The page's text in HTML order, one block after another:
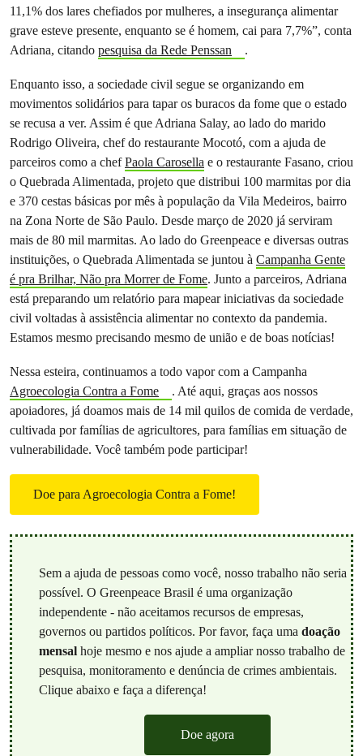
11,1% dos lares chefiados por mulheres, a insegurança alimentar
grave esteve presente, enquanto se é homem, cai para 7,7%”, conta
Adriana, citando pesquisa da Rede Penssan .
Enquanto isso, a sociedade civil segue se organizando em
movimentos solidários para tapar os buracos da fome que o estado
se recusa a ver. Assim é que Adriana Salay, ao lado do marido
Rodrigo Oliveira, chef do restaurante Mocotó, com a ajuda de
parceiros como a chefPaola Carosella e o restaurante Fasano, criou
o Quebrada Alimentada, projeto que distribui 100 marmitas por dia
e 370 cestas básicas por mês à população da Vila Medeiros, bairro
na Zona Norte de São Paulo. Desde março de 2020 já serviram
mais de 80 mil marmitas. Ao lado do Greenpeace e diversas outras
instituições, o Quebrada Alimentada se juntou à Campanha Gente
é pra Brilhar, Não pra Morrer de Fome. Junto a parceiros, Adriana
está preparando um relatório para mapear iniciativas da sociedade
civil voltadas à assistência alimentar no contexto da pandemia.
Estamos mesmo precisando mesmo de união e de boas notícias!
Nessa esteira, continuamos a todo vapor com a Campanha
Agroecologia Contra a Fome
. Até aqui, graças aos nossos
apoiadores, já doamos mais de 14 mil quilos de comida de verdade,
cultivada por famílias de agricultores, para famílias em situação de
vulnerabilidade. Você também pode participar!
Doe para Agroecologia Contra a Fome!
Sem a ajuda de pessoas como você, nosso trabalho não seria
possível. O Greenpeace Brasil é uma organização
independente - não aceitamos recursos de empresas,
governos ou partidos políticos. Por favor, faça uma doação
mensalhoje mesmo e nos ajude a ampliar nosso trabalho de
pesquisa, monitoramento e denúncia de crimes ambientais.
Clique abaixo e faça a diferença!
Doe agora